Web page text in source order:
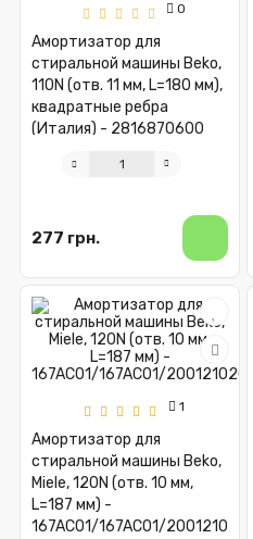
0
Амортизатор для
стиральной машины Beko,
110N (отв. 11 мм, L=180 мм),
квадратные ребра
(Италия) - 2816870600
277 грн.
1
Амортизатор для
стиральной машины Beko,
Miele, 120N (отв. 10 мм,
L=187 мм) -
167AC01/167AC01/2001210200